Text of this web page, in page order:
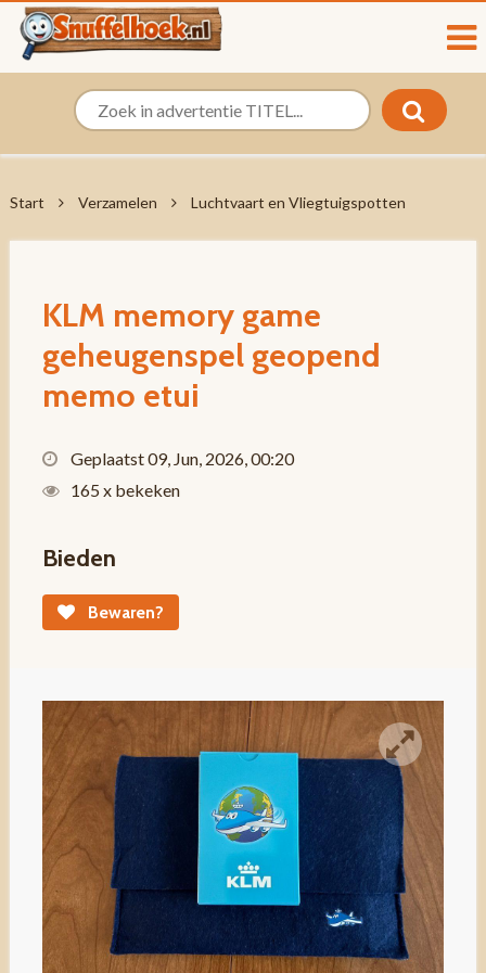
Start Verzamelen Luchtvaart en Vliegtuigspotten
KLM memory game
geheugenspel geopend
memo etui
Geplaatst 09, Jun, 2026, 00:20
165 x bekeken
Bieden
Bewaren?